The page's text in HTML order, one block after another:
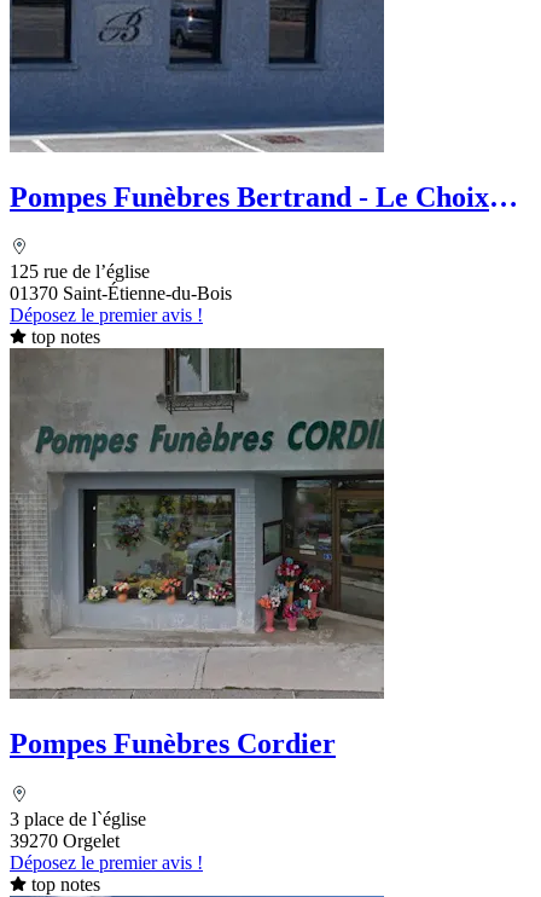
Pompes Funèbres Bertrand - Le Choix
125 rue de l’église
01370 Saint-Étienne-du-Bois
Déposez le premier avis !
top notes
Pompes Funèbres Cordier
3 place de l`église
39270 Orgelet
Déposez le premier avis !
top notes